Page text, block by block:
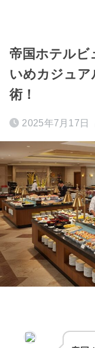
帝国ホテルビ
いめカジュ
術！
2025年7月17日